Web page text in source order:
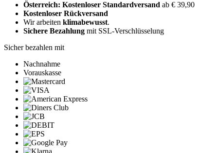
Österreich: Kostenloser Standardversand ab € 39,90
Kostenloser Rückversand
Wir arbeiten klimabewusst.
Sichere Bezahlung mit SSL-Verschlüsselung
Sicher bezahlen mit
Nachnahme
Vorauskasse